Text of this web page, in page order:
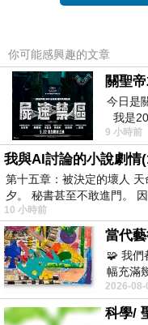
你可能感興趣的文章
關聖
今日是
我是
一個奇
9 小時前
我與AI討論的小說劇情
第十五章：被決定的壞人
夕。 秘書甚至不敢進門。
10 小時前
🧩 我
幅充滿
字、彩
2026-08-
科學/